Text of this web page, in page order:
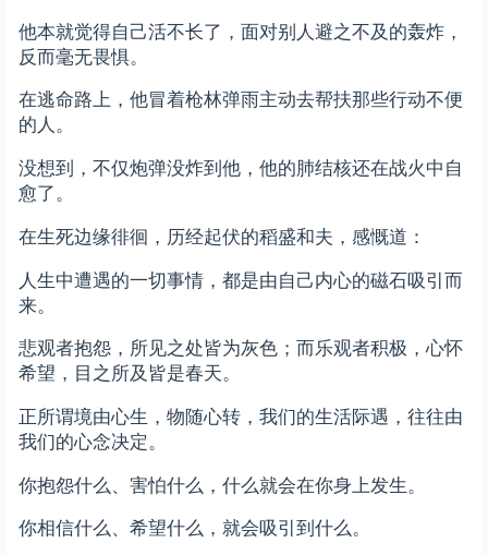
他本就觉得自己活不长了，面对别人避之不及的轰炸，
反而毫无畏惧。
在逃命路上，他冒着枪林弹雨主动去帮扶那些行动不便
的人。
没想到，不仅炮弹没炸到他，他的肺结核还在战火中自
愈了。
在生死边缘徘徊，历经起伏的稻盛和夫，感慨道：
人生中遭遇的一切事情，都是由自己内心的磁石吸引而
来。
悲观者抱怨，所见之处皆为灰色；而乐观者积极，心怀
希望，目之所及皆是春天。
正所谓境由心生，物随心转，我们的生活际遇，往往由
我们的心念决定。
你抱怨什么、害怕什么，什么就会在你身上发生。
你相信什么、希望什么，就会吸引到什么。